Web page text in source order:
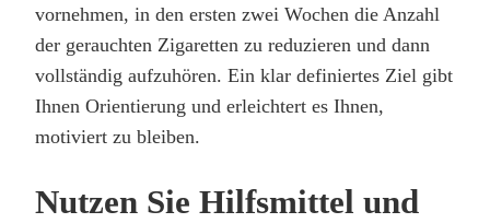
vornehmen, in den ersten zwei Wochen die Anzahl
der gerauchten Zigaretten zu reduzieren und dann
vollständig aufzuhören. Ein klar definiertes Ziel gibt
Ihnen Orientierung und erleichtert es Ihnen,
motiviert zu bleiben.
Nutzen Sie Hilfsmittel und